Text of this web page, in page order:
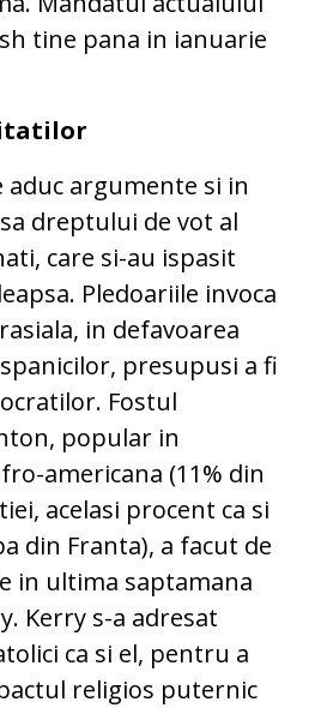
tine pana in ianuarie
argumente si in
dreptului de vot al
care si-au ispasit
Pledoariile invoca
in defavoarea
presupusi a fi
Fostul
popular in
americana (11% din
acelasi procent ca si
din Franta), a facut de
in ultima saptamana
Kerry s-a adresat
ca si el, pentru a
religios puternic